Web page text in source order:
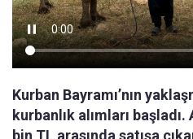
Kurban Bayramı’nın
kurbanlık alımları
bin TL arasında satışa